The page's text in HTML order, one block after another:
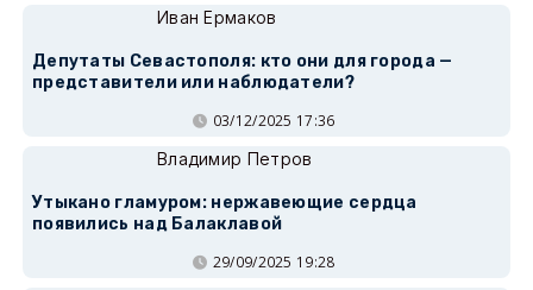
Иван Ермаков
Депутаты Севастополя: кто они для города —
представители или наблюдатели?
03/12/2025 17:36
Владимир Петров
Утыкано гламуром: нержавеющие сердца
появились над Балаклавой
29/09/2025 19:28